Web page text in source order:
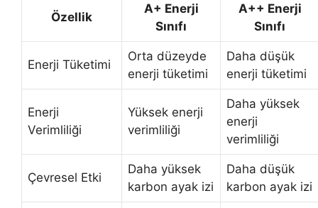
Özellik
A+ Enerji
Sınıfı
A++ Enerji
Sınıfı
Enerji Tüketimi
Orta düzeyde
enerji tüketimi
Daha düşük
enerji tüketimi
Enerji
Verimliliği
Yüksek enerji
verimliliği
Daha yüksek
enerji
verimliliği
Çevresel Etki
Daha yüksek
karbon ayak izi
Daha düşük
karbon ayak izi